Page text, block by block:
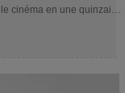
cinéma en une quinzaine